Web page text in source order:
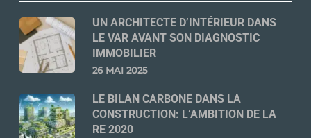
UN ARCHITECTE D’INTÉRIEUR DANS
LE VAR AVANT SON DIAGNOSTIC
IMMOBILIER
26 MAI 2025
LE BILAN CARBONE DANS LA
CONSTRUCTION: L’AMBITION DE LA
RE 2020